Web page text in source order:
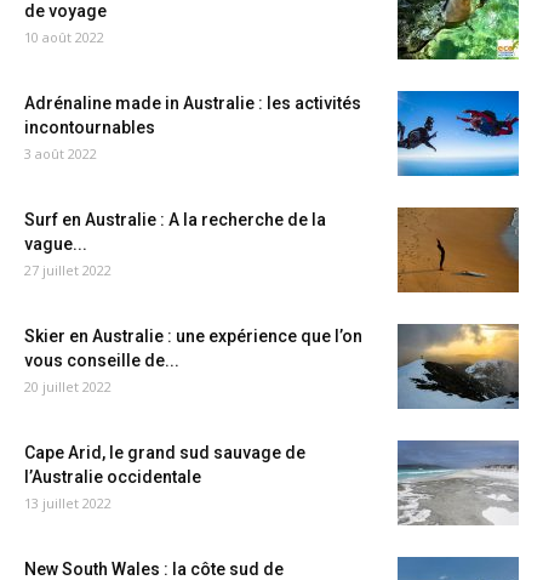
de voyage
10 août 2022
Adrénaline made in Australie : les activités
incontournables
3 août 2022
Surf en Australie : A la recherche de la
vague...
27 juillet 2022
Skier en Australie : une expérience que l’on
vous conseille de...
20 juillet 2022
Cape Arid, le grand sud sauvage de
l’Australie occidentale
13 juillet 2022
New South Wales : la côte sud de